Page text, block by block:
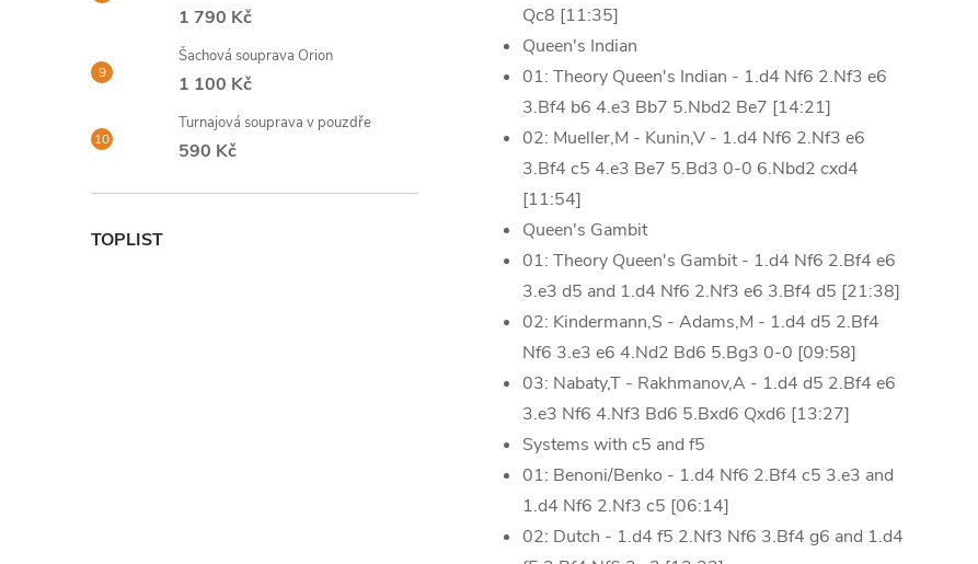
1 790 Kč
Šachová souprava Orion
1 100 Kč
Turnajová souprava v pouzdře
590 Kč
TOPLIST
Qc8 [11:35]
Queen's Indian
01: Theory Queen's Indian - 1.d4 Nf6 2.Nf3 e6
3.Bf4 b6 4.e3 Bb7 5.Nbd2 Be7 [14:21]
02: Mueller,M - Kunin,V - 1.d4 Nf6 2.Nf3 e6
3.Bf4 c5 4.e3 Be7 5.Bd3 0-0 6.Nbd2 cxd4
[11:54]
Queen's Gambit
01: Theory Queen's Gambit - 1.d4 Nf6 2.Bf4 e6
3.e3 d5 and 1.d4 Nf6 2.Nf3 e6 3.Bf4 d5 [21:38]
02: Kindermann,S - Adams,M - 1.d4 d5 2.Bf4
Nf6 3.e3 e6 4.Nd2 Bd6 5.Bg3 0-0 [09:58]
03: Nabaty,T - Rakhmanov,A - 1.d4 d5 2.Bf4 e6
3.e3 Nf6 4.Nf3 Bd6 5.Bxd6 Qxd6 [13:27]
Systems with c5 and f5
01: Benoni/Benko - 1.d4 Nf6 2.Bf4 c5 3.e3 and
1.d4 Nf6 2.Nf3 c5 [06:14]
02: Dutch - 1.d4 f5 2.Nf3 Nf6 3.Bf4 g6 and 1.d4